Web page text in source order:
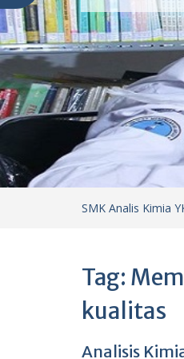
SMK Analis Kimia
Tag:
kualitas
Analisis